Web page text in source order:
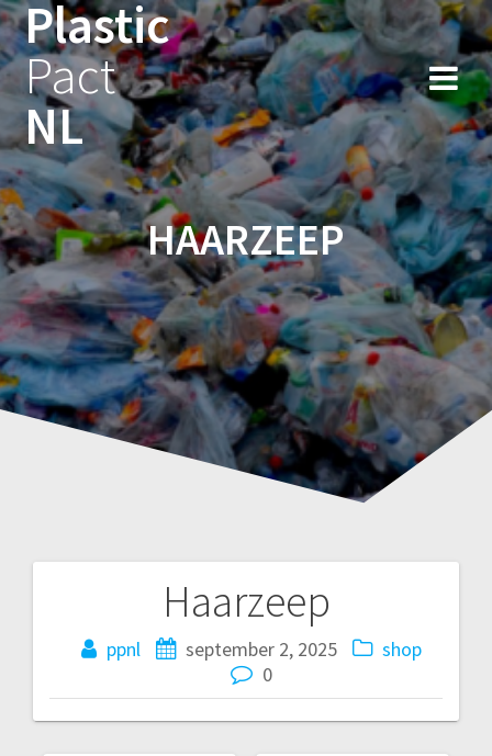
Ga
naar
de
inhoud
Plastic
Pact
NL
HAARZEEP
Haarzeep
ppnl september 2, 2025
shop
0
navigatie